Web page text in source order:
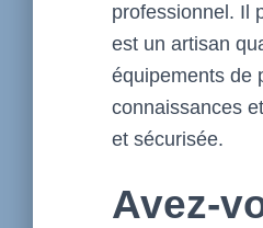
professionnel. Il
est un artisan
équipements de
connaissances
et sécurisée.
Avez-